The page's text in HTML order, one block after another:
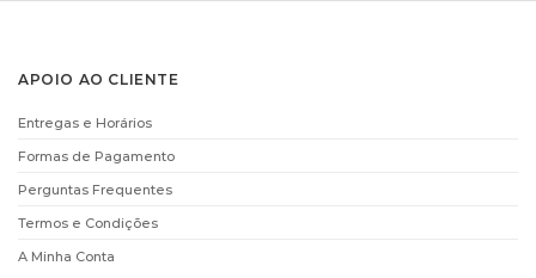
APOIO AO CLIENTE
Entregas e Horários
Formas de Pagamento
Perguntas Frequentes
Termos e Condições
A Minha Conta